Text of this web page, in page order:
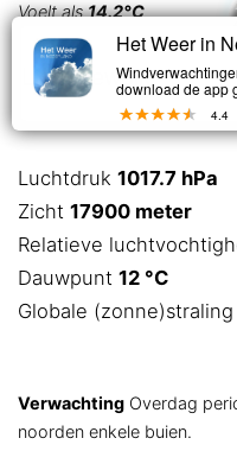
Voelt als14.2°C
Licht bewolkt
Luchtdruk 1017.7 hPa
Zicht 17900 meter
Relatieve
Dauwpunt 12 °C
Globale (zonne)straling
Verwachting Overdag
noorden enkele buien.
Het Weer in
download de app
4.4